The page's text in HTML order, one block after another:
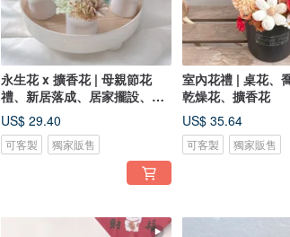
永生花 x 擴香花 | 母親節花
禮、新居落成、居家擺設、謝
師禮
US$ 29.40
可客製 獨家販售
室內花禮 | 桌花、
乾燥花、擴香花
US$ 35.64
可客製 獨家販售